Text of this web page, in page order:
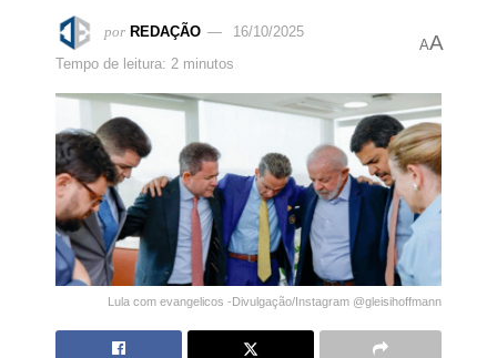
por REDAÇÃO
16/10/2025
Tempo de leitura: 2 minutos
AA
Lula com evangelicos -Divulgação/Instagram @gleisihoffmann